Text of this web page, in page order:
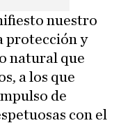
nuestro
protección y
natural que
a los que
de
con el